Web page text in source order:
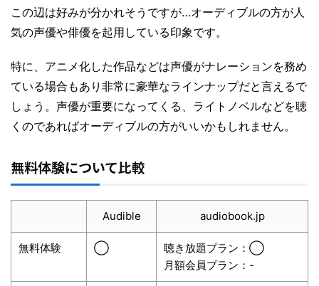
この辺は好みが分かれそうですが…オーディブルの方が人
気の声優や俳優を起用している印象です。
特に、アニメ化した作品などは声優がナレーションを務め
ている場合もあり非常に豪華なラインナップだと言えるで
しょう。声優が重要になってくる、ライトノベルなどを聴
くのであればオーディブルの方がいいかもしれません。
無料体験について比較
Audible audiobook.jp
無料体験 ◯
聴き放題プラン：◯
月額会員プラン：-